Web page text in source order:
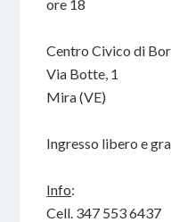
ore 18
Centro Civico di
Via Botte, 1
Mira (VE)
Ingresso libero e
Info:
Cell. 347 553 6437